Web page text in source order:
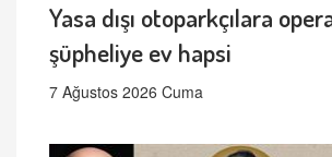
Yasa dışı otoparkçılara
şüpheliye ev hapsi
7 Ağustos 2026 Cuma